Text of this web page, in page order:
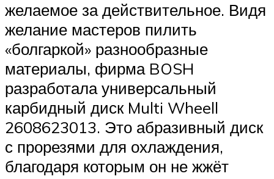
желаемое за действительное. Видя
желание мастеров пилить
«болгаркой» разнообразные
материалы, фирма BOSH
разработала универсальный
карбидный диск Multi Wheell
2608623013. Это абразивный диск
с прорезями для охлаждения,
благодаря которым он не жжёт